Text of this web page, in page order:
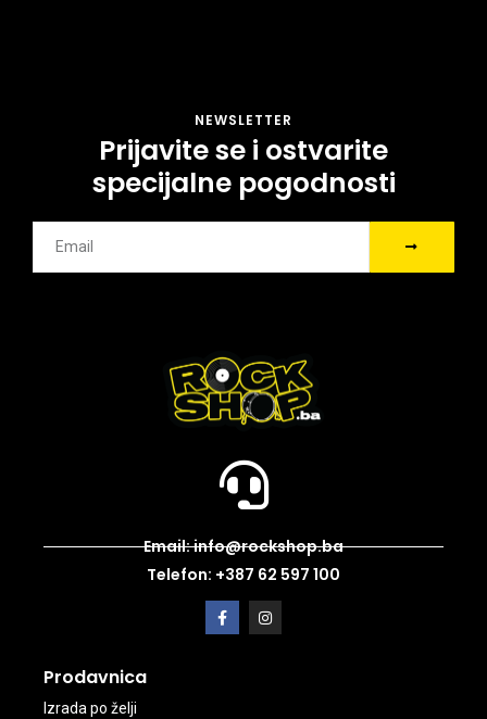
NEWSLETTER
Prijavite se i ostvarite
specijalne pogodnosti
Email: info@rockshop.ba
Telefon: +387 62 597 100
Prodavnica
Izrada po želji